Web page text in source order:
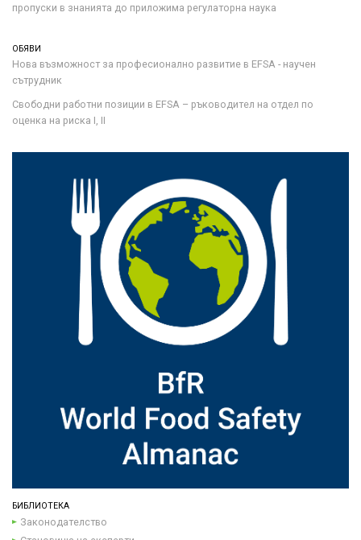
пропуски в знанията до приложима регулаторна наука
ОБЯВИ
Нова възможност за професионално развитие в EFSA - научен
сътрудник
Свободни работни позиции в EFSA – ръководител на отдел по
оценка на риска I, II
БИБЛИОТЕКА
Законодателство